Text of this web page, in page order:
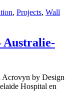
, Projects, Wall
Australie-
Acrovyn by Design
Hospital en